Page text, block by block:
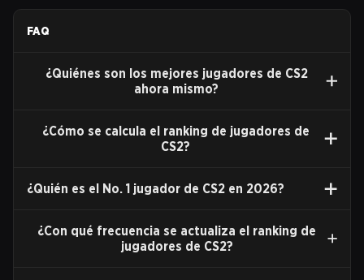
esports.
FAQ
¿Quiénes son los mejores jugadores de CS2
ahora mismo?
¿Cómo se calcula el ranking de jugadores de
CS2?
¿Quién es el No. 1 jugador de CS2 en 2026?
¿Con qué frecuencia se actualiza el ranking de
jugadores de CS2?